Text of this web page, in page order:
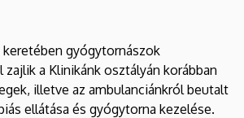
keretében gyógytornászok
a Klinikánk osztályán korábban
illetve az ambulanciánkról beutalt
ellátása és gyógytorna kezelése.